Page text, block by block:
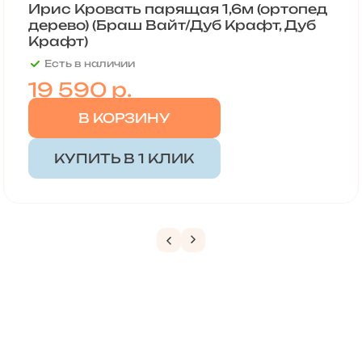
Ирис Кровать парящая 1,6м (ортопед
дерево) (Браш Вайт/Дуб Крафт, Дуб
Крафт)
Есть в наличии
19 590р.
В КОРЗИНУ
КУПИТЬ В 1 КЛИК